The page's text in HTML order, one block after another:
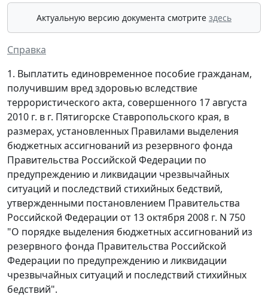
Актуальную версию документа смотрите здесь
Справка
1. Выплатить единовременное пособие гражданам,
получившим вред здоровью вследствие
террористического акта, совершенного 17 августа
2010 г. в г. Пятигорске Ставропольского края, в
размерах, установленных Правилами выделения
бюджетных ассигнований из резервного фонда
Правительства Российской Федерации по
предупреждению и ликвидации чрезвычайных
ситуаций и последствий стихийных бедствий,
утвержденными постановлением Правительства
Российской Федерации от 13 октября 2008 г. N 750
"О порядке выделения бюджетных ассигнований из
резервного фонда Правительства Российской
Федерации по предупреждению и ликвидации
чрезвычайных ситуаций и последствий стихийных
бедствий".